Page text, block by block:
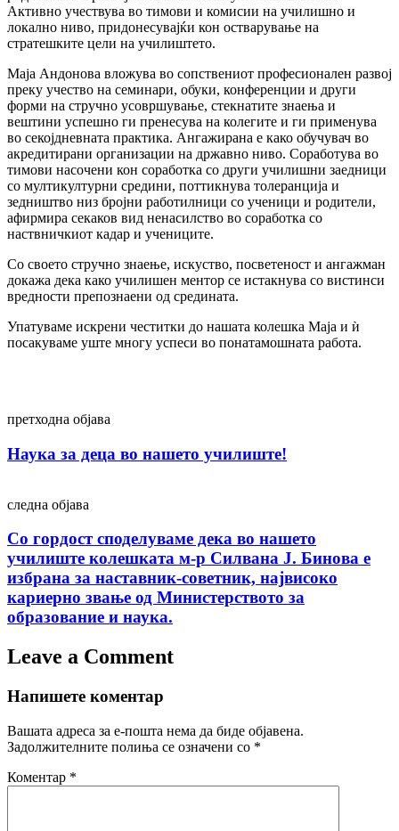
Активно учествува во тимови и комисии на училишно и
локално ниво, придонесувајќи кон остварување на
стратешките цели на училиштето.
Маја Андонова вложува во сопствениот професионален развој
преку учество на семинари, обуки, конференции и други
форми на стручно усовршување, стекнатите знаења и
вештини успешно ги пренесува на колегите и ги применува
во секојдневната практика. Ангажирана е како обучувач во
акредитирани организации на државно ниво. Соработува во
тимови насочени кон соработка со други училишни заедници
со мултикултурни средини, поттикнува толеранција и
зедништво низ бројни работилници со ученици и родители,
афирмира секаков вид ненасилство во соработка со
наствничкиот кадар и учениците.
Со своето стручно знаење, искуство, посветеност и ангажман
докажа дека како училишен ментор се истакнува со вистинси
вредности препознаени од средината.
Упатуваме искрени честитки до нашата колешка Маја и ѝ
посакуваме уште многу успеси во понатамошната работа.
navigation
претходна објава
Наука за деца во нашето училиште!
следна објава
Со гордост споделуваме дека во нашето
училиште колешката м-р Силвана Ј. Бинова е
избрана за наставник-советник, највисоко
кариерно звање од Министерството за
образование и наука.
Leave a Comment
Напишете коментар
Вашата адреса за е-пошта нема да биде објавена.
Задолжителните полиња се означени со *
Коментар *